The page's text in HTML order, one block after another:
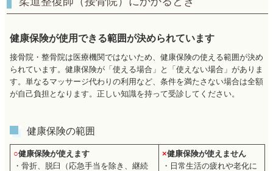
健康保険が使用できる範囲が決められています
接骨院・整骨院は医療機関ではないため、健康保険の使える範囲が決め
られています。健康保険が「使える場合」と「使えない場合」がありま
す。単なるマッサージ代わりの利用など、条件を満たさない場合は全額
が自己負担となります。正しい知識を持って受診してください。
健康保険の範囲
○健康保険が使えます
・骨折、脱臼（応急手当を除き、継続
×健康保険が使えません
・日常生活の疲れや老化に